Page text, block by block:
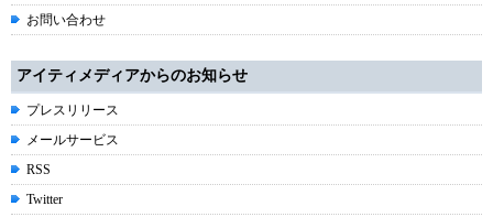
お問い合わせ
アイティメディアからのお知らせ
プレスリリース
メールサービス
RSS
Twitter